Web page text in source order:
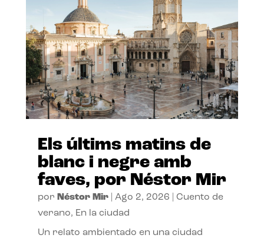
Els últims matins de
blanc i negre amb
faves, por Néstor Mir
por Néstor Mir| Ago 2, 2026
Cuento de
verano, En la ciudad
Un relato ambientado en una ciudad